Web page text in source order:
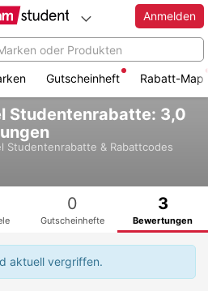
Anmelden
Gutscheinheft Rabatt-Map
Studentenrabatte: 3,0
Studentenrabatte & Rabattcodes
0
Gutscheinhefte
3
Bewertungen
aktuell vergriffen.